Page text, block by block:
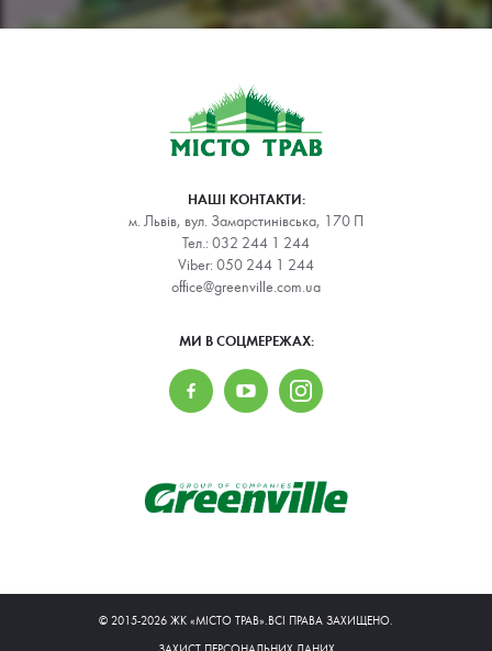
НАШІ КОНТАКТИ:
м. Львів, вул. Замарстинівська, 170 П
Тел.: 032 244 1 244
Viber: 050 244 1 244
office@greenville.com.ua
МИ В СОЦМЕРЕЖАХ:
© 2015-2026 ЖК «МІСТО ТРАВ».ВСІ ПРАВА ЗАХИЩЕНО.